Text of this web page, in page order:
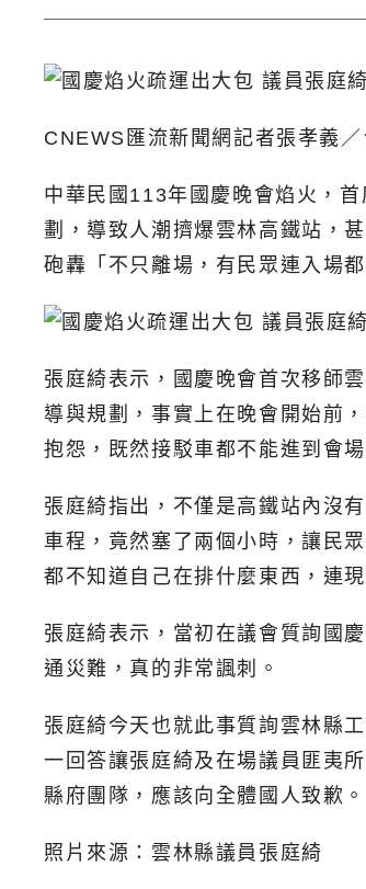
CNEWS匯流新聞網記者張孝義／
中華民國113年國慶晚會焰火，
劃，導致人潮擠爆雲林高鐵站，
砲轟「不只離場，有民眾連入場都
張庭綺表示，國慶晚會首次移師
導與規劃，事實上在晚會開始前
抱怨，既然接駁車都不能進到會
張庭綺指出，不僅是高鐵站內沒
車程，竟然塞了兩個小時，讓民
都不知道自己在排什麼東西，連
張庭綺表示，當初在議會質詢國
通災難，真的非常諷刺。
張庭綺今天也就此事質詢雲林縣
一回答讓張庭綺及在場議員匪夷
縣府團隊，應該向全體國人致歉。
照片來源：雲林縣議員張庭綺